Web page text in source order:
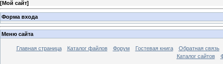
[Мой сайт]
Форма входа
Меню сайта
Главная страница Каталог файлов Форум Гостевая книга
Обратная связь
Каталог сайтов